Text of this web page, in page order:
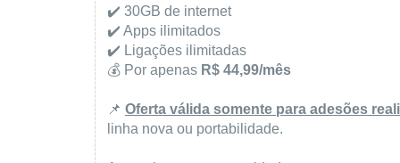
✔️ 30GB de internet
✔️ Apps ilimitados
✔️ Ligações ilimitadas
💰 Por apenas R$ 44,99/mês
📌 Oferta válida somente para adesões
linha nova ou portabilidade.